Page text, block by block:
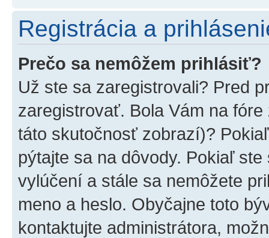
Registrácia a
Prečo sa nemôžem prihlásiť?
Už ste sa zaregistrovali? Pred
zaregistrovať. Bola Vám na
táto skutočnosť zobrazí)?
pýtajte sa na dôvody. Pokiaľ
vylúčení a stále sa nemôžete
meno a heslo. Obyčajne toto
kontaktujte administrátora,